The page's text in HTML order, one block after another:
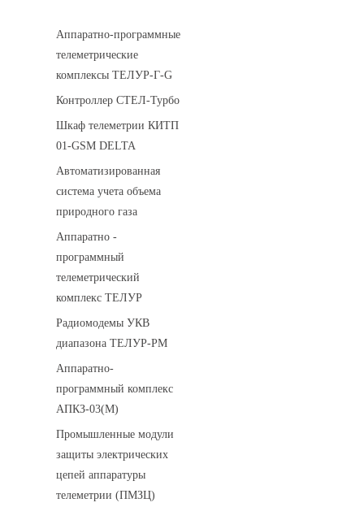
Аппаратно-программные
телеметрические
комплексы ТЕЛУР-Г-G
Контроллер СТЕЛ-Турбо
Шкаф телеметрии КИТП
01-GSM DELTA
Автоматизированная
система учета объема
природного газа
Аппаратно -
программный
телеметрический
комплекс ТЕЛУР
Радиомодемы УКВ
диапазона ТЕЛУР-РМ
Аппаратно-
программный комплекс
АПКЗ-03(М)
Промышленные модули
защиты электрических
цепей аппаратуры
телеметрии (ПМЗЦ)